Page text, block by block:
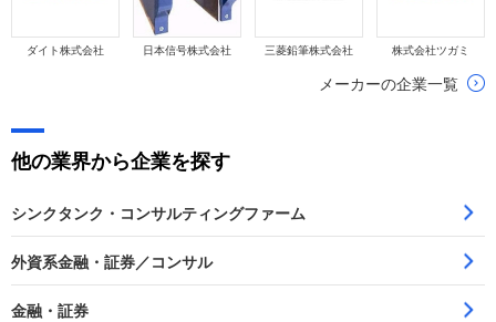
ダイト株式会社 日本信号株式会社 三菱鉛筆株式会社 株式会社ツガミ
メーカーの企業一覧
他の業界から企業を探す
シンクタンク・コンサルティングファーム
外資系金融・証券／コンサル
金融・証券